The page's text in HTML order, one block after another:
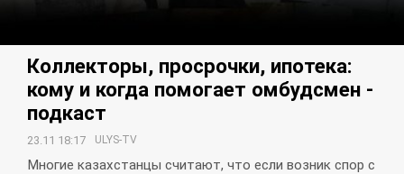
Коллекторы, просрочки, ипотека:
кому и когда помогает омбудсмен -
подкаст
23.11 18:17 ULYS-TV
Многие казахстанцы считают, что если возник спор с